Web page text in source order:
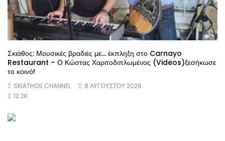
Σκιάθος: Μουσικές βραδιές με… έκπληξη στο Carnayo
Restaurant – Ο Κώστας Χαριτοδιπλωμένος (Videos)ξεσήκωσε
το κοινό!
SKIATHOS CHANNEL
8 ΑΥΓΟΎΣΤΟΥ 2026
12.2K